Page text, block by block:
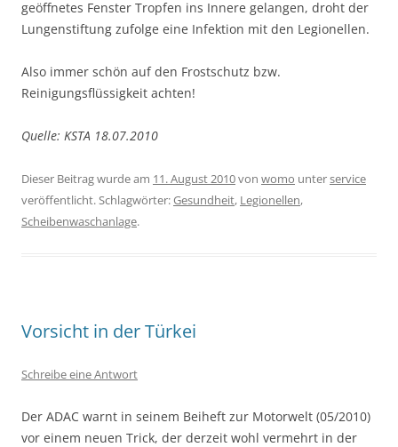
geöffnetes Fenster Tropfen ins Innere gelangen, droht der
Lungenstiftung zufolge eine Infektion mit den Legionellen.
Also immer schön auf den Frostschutz bzw.
Reinigungsflüssigkeit achten!
Quelle: KSTA 18.07.2010
Dieser Beitrag wurde am 11. August 2010von womo unterservice
veröffentlicht. Schlagwörter:Gesundheit, Legionellen,
Scheibenwaschanlage.
Vorsicht in der Türkei
Schreibe eine Antwort
Der ADAC warnt in seinem Beiheft zur Motorwelt (05/2010)
vor einem neuen Trick, der derzeit wohl vermehrt in der